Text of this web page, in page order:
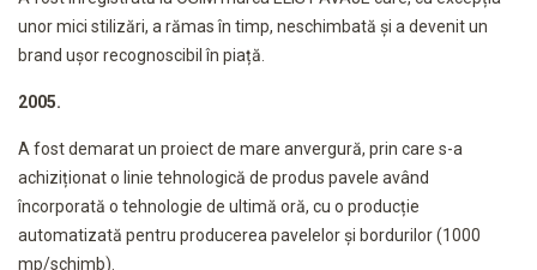
unor mici stilizări, a rămas în timp, neschimbată și a devenit un
brand ușor recognoscibil în piață.
2005.
A fost demarat un proiect de mare anvergură, prin care s-a
achiziționat o linie tehnologică de produs pavele având
încorporată o tehnologie de ultimă oră, cu o producție
automatizată pentru producerea pavelelor și bordurilor (1000
mp/schimb).